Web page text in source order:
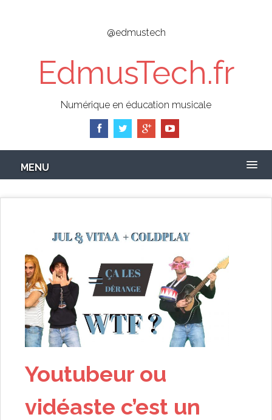
@edmustech
EdmusTech.fr
Numérique en éducation musicale
MENU
Youtubeur ou
vidéaste c’est un